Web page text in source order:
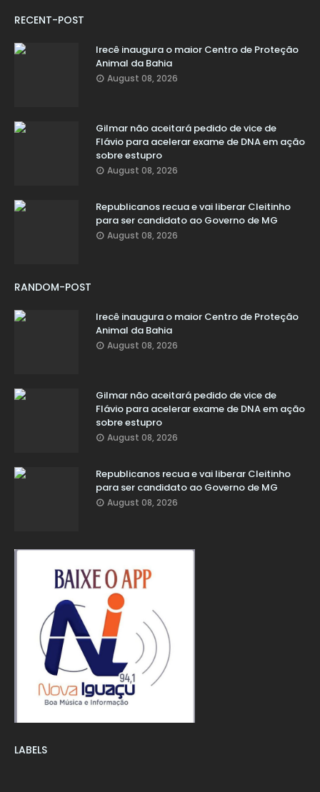
RECENT-POST
Irecê inaugura o maior Centro de Proteção
Animal da Bahia
August 08, 2026
Gilmar não aceitará pedido de vice de
Flávio para acelerar exame de DNA em ação
sobre estupro
August 08, 2026
Republicanos recua e vai liberar Cleitinho
para ser candidato ao Governo de MG
August 08, 2026
RANDOM-POST
Irecê inaugura o maior Centro de Proteção
Animal da Bahia
August 08, 2026
Gilmar não aceitará pedido de vice de
Flávio para acelerar exame de DNA em ação
sobre estupro
August 08, 2026
Republicanos recua e vai liberar Cleitinho
para ser candidato ao Governo de MG
August 08, 2026
LABELS